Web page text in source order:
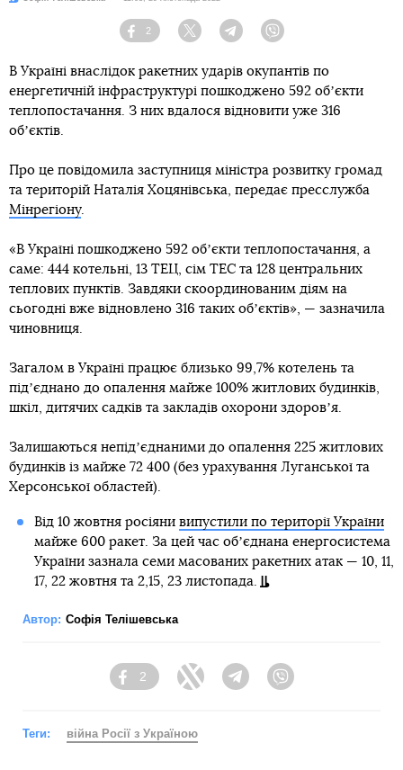
Facebook
2
Twitter TelegramViber
В Україні внаслідок ракетних ударів окупантів по
енергетичній інфраструктурі пошкоджено 592 обʼєкти
теплопостачання. З них вдалося відновити уже 316
обʼєктів.
Про це повідомила заступниця міністра розвитку громад
та територій Наталія Хоцянівська, передає пресслужба
Мінрегіону.
«В Україні пошкоджено 592 обʼєкти теплопостачання, а
саме: 444 котельні, 13 ТЕЦ, сім ТЕС та 128 центральних
теплових пунктів. Завдяки скоординованим діям на
сьогодні вже відновлено 316 таких обʼєктів», — зазначила
чиновниця.
Загалом в Україні працює близько 99,7% котелень та
підʼєднано до опалення майже 100% житлових будинків,
шкіл, дитячих садків та закладів охорони здоровʼя.
Залишаються непідʼєднаними до опалення 225 житлових
будинків із майже 72 400 (без урахування Луганської та
Херсонської областей).
Від 10 жовтня росіяни випустили по території України
майже 600 ракет. За цей час обʼєднана енергосистема
України зазнала семи масованих ракетних атак — 10, 11,
17, 22 жовтня та 2,15, 23 листопада.
Автор: Софія Телішевська
Facebook
2
Twitter TelegramViber
Теги: війна Росії з Україною